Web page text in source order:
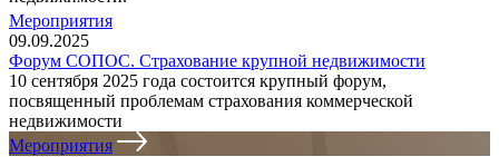
Мероприятия
09.09.2025
Форум СОПОС. Страхование крупной недвижимости
10 сентября 2025 года состоится крупный форум,
посвященный проблемам страхования коммерческой
недвижимости
Мероприятия